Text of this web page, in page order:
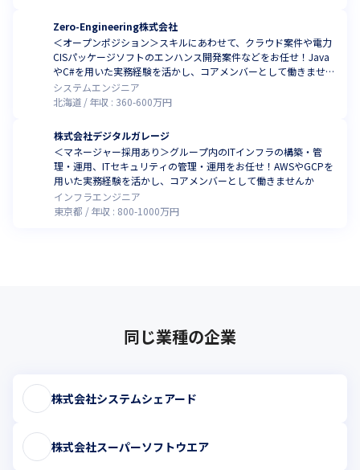
Zero-Engineering株式会社
＜オープンポジション＞スキルにあわせて、クラウド案件や電力
CISパッケージソフトのエンハンス開発案件などをお任せ！Java
やC#を用いた実務経験を活かし、コアメンバーとして働きません
か
システムエンジニア
北海道
年収 : 360-600万円
株式会社デジタルガレージ
＜マネージャー採用あり＞グループ内のITインフラの構築・管
理・運用、ITセキュリティの管理・運用をお任せ！AWSやGCPを
用いた実務経験を活かし、コアメンバーとして働きませんか
インフラエンジニア
東京都
年収 : 800-1000万円
同じ業種の企業
株式会社システムシェアード
株式会社スーパーソフトウエア